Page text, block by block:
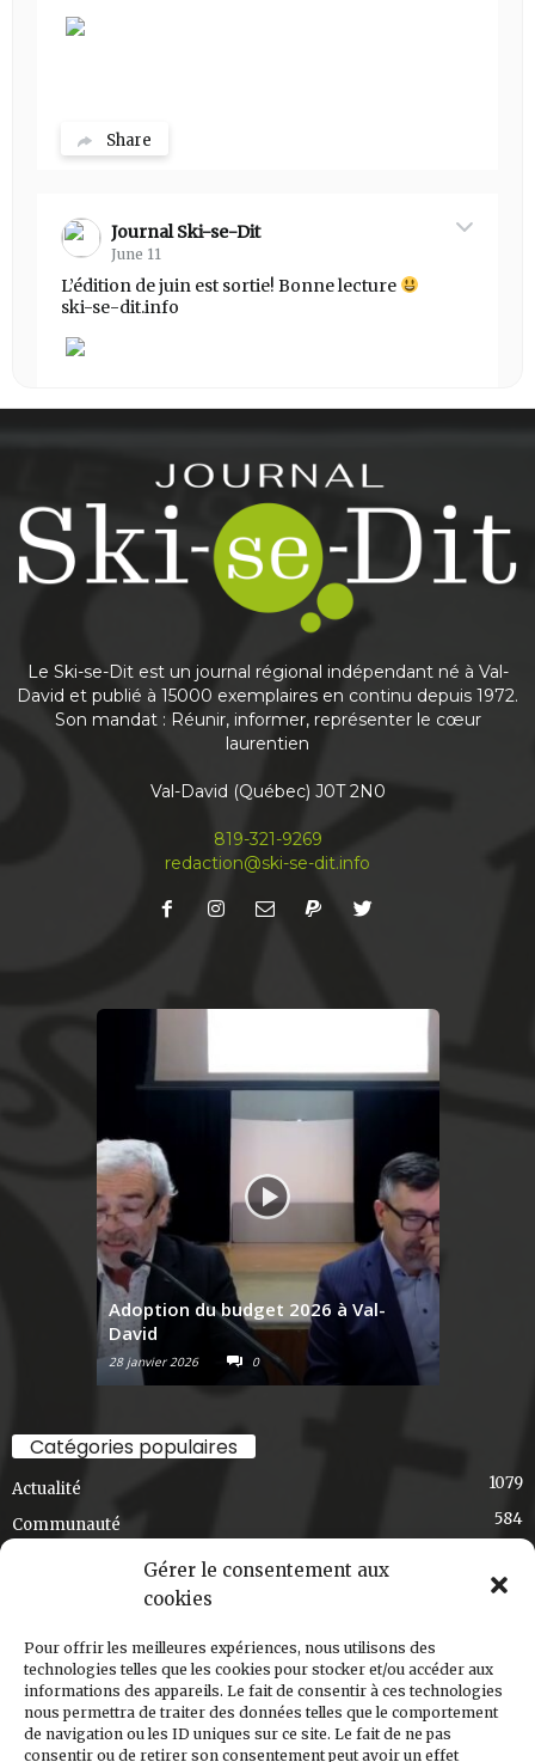
Gérer le consentement aux
cookies
Pour offrir les meilleures expériences, nous utilisons des
technologies telles que les cookies pour stocker et/ou accéder aux
informations des appareils. Le fait de consentir à ces technologies
nous permettra de traiter des données telles que le comportement
de navigation ou les ID uniques sur ce site. Le fait de ne pas
consentir ou de retirer son consentement peut avoir un effet
Share
Journal Ski-se-Dit
June 11
L’édition de juin est sortie! Bonne lecture
ski-se-dit.info
Journal Ski-se-Dit
May 25
This content isn't available right now
Journal Ski-se-Dit
Nouvelle édition du journal
infolettre mensuelle pour recevoir votre Ski-se-
Dit avant même qu’il sorte de l’imprimerie
April 13
Le journal du mois est fin prêt. Bonne lecture
#valdavid#communautaire
#région#independent
Share
Journal Ski-se-Dit
La soirée Poutine & solidarité au café bistro
mouton noir a été un franc succès et un pur
délice!
poutine, merci à DJ Henriké pour la...
2
Share
Le Ski-se-Dit est un journal régional indépendant né à Val-
David et publié à 15000 exemplaires en continu depuis 1972.
Son mandat : Réunir, informer, représenter le cœur
laurentien
Val-David (Québec) J0T 2N0
819-321-9269
redaction@ski-se-dit.info
Adoption du budget 2026 à Val-
David
28 janvier 2026 0
Catégories populaires
Actualité 1079
Communauté 584
Choix de la rédaction 348
T'en souviens-tu, Val-David?
168
Ski-s'cuisine